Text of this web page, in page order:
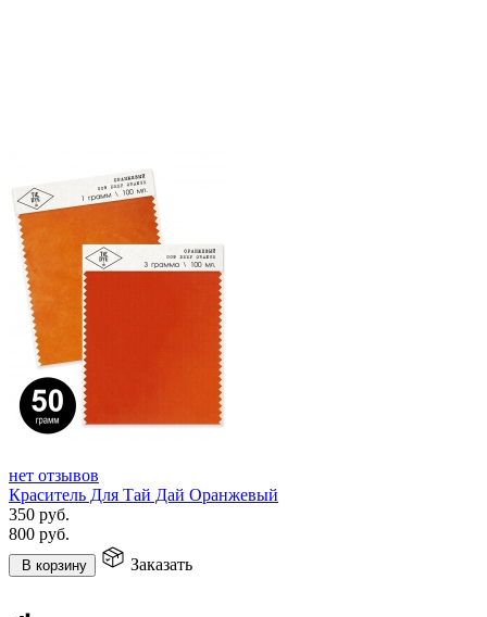
нет отзывов
Краситель Для Тай Дай Оранжевый
350 руб.
800 руб.
В корзину Заказать